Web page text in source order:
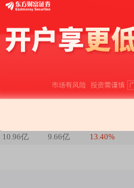
物板块持股明细
持股数量
10.80亿 -1.08%
10.96亿 9.66亿 13.40%